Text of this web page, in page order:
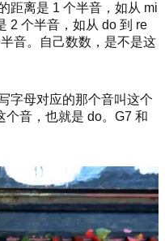
距离是 1 个半音，如从 mi
2 个半音，如从 do 到 re
音。自己数数，是不是这
字母对应的那个音叫这个
个音，也就是 do。G7 和